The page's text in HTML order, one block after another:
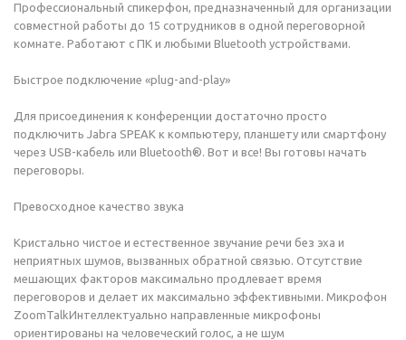
Профессиональный спикерфон, предназначенный для организации
совместной работы до 15 сотрудников в одной переговорной
комнате. Работают с ПК и любыми Bluetooth устройствами.
Быстрое подключение «plug-and-play»
Для присоединения к конференции достаточно просто
подключить Jabra SPEAK к компьютеру, планшету или смартфону
через USB-кабель или Bluetooth®. Вот и все! Вы готовы начать
переговоры.
Превосходное качество звука
Кристально чистое и естественное звучание речи без эхa и
неприятных шумов, вызванных обратной связью. Отсутствие
мешающих факторов максимально продлевает время
переговоров и делает их максимально эффективными. Микрофон
ZoomTalkИнтеллектуально направленные микрофоны
ориентированы на человеческий голос, а не шум